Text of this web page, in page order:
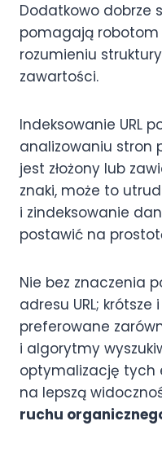
Dodatkowo dobrze
pomagają robotom
rozumieniu
zawartości.
Indeksowanie URL
analizowaniu stron
jest złożony lub
znaki, może to
i zindeksowanie
postawić na
Nie bez znaczenia
adresu URL;
preferowane
i algorytmy
optymalizację tych
na lepszą
ruchu